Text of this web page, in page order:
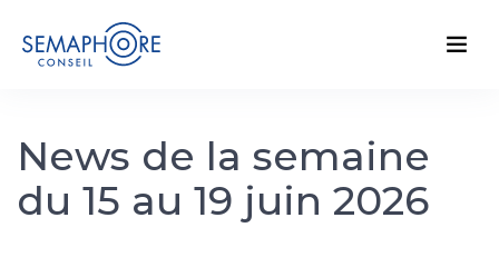
News de la semaine
du 15 au 19 juin 2026